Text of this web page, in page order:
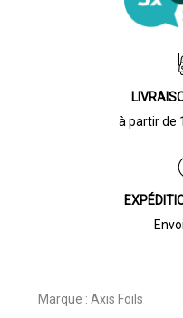
à partir de
Marque : Axis Foils